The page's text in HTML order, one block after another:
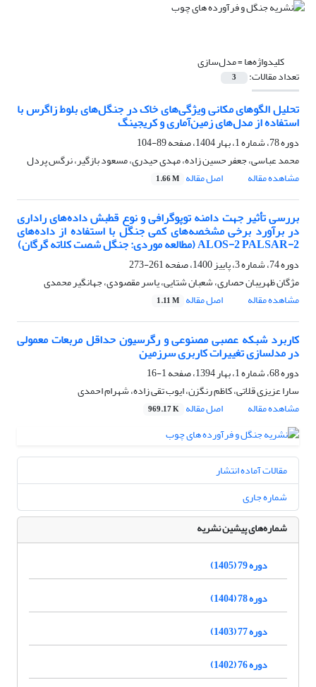
کلیدواژه‌ها =مدل‌سازی
تعداد مقالات: 3
تحلیل الگوهای مکانی ویژگی‌های خاک در جنگل‌های بلوط زاگرس با
استفاده از مدل‌های زمین‌آماری و کریجینگ
دوره 78، شماره 1، بهار 1404، صفحه
89-104
محمد عباسی، جعفر حسین زاده، مهدی حیدری، مسعود بازگیر، نرگس پردل
مشاهده مقاله
اصل مقاله 1.66 M
بررسی تأثیر جهت دامنه توپوگرافی و نوع قطبش داده‌های راداری
در برآورد برخی مشخصه‌های کمی جنگل با استفاده از داده‌های
ALOS-2 PALSAR-2 (مطالعه موردی: جنگل شصت کلاته گرگان)
دوره 74، شماره 3، پاییز 1400، صفحه
261-273
مژگان ظهریبان حصاری، شعبان شتایی، یاسر مقصودی، جهانگیر محمدی
مشاهده مقاله
اصل مقاله 1.11 M
کاربرد شبکه عصبی مصنوعی و رگرسیون حداقل مربعات معمولی
در مدلسازی تغییرات کاربری سرزمین
دوره 68، شماره 1، بهار 1394، صفحه
1-16
سارا عزیزی قلاتی، کاظم رنگزن، ایوب تقی زاده، شهرام احمدی
مشاهده مقاله
اصل مقاله 969.17 K
مقالات آماده انتشار
شماره جاری
شماره‌های پیشین نشریه
دوره 79 (1405)
دوره 78 (1404)
دوره 77 (1403)
دوره 76 (1402)